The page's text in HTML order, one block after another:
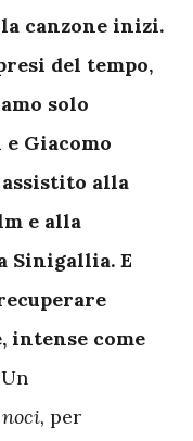
canzone inizi.
del tempo,
solo
Giacomo
alla
e alla
Sinigallia. E
intense come
Un
per